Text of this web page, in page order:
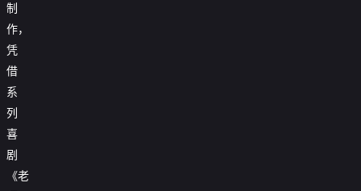
制
作，
凭
借
系
列
喜
剧
《老